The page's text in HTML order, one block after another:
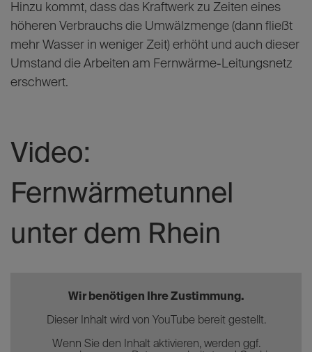
Hinzu kommt, dass das Kraftwerk zu Zeiten eines
höheren Verbrauchs die Umwälzmenge (dann fließt
mehr Wasser in weniger Zeit) erhöht und auch dieser
Umstand die Arbeiten am Fernwärme-Leitungsnetz
erschwert.
Video:
Fernwärmetunnel
unter dem Rhein
Wir benötigen Ihre Zustimmung.
Dieser Inhalt wird von YouTube bereit gestellt.
Wenn Sie den Inhalt aktivieren, werden ggf.